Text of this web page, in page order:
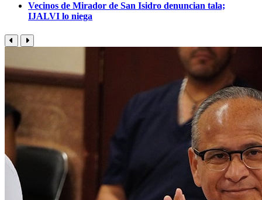
Vecinos de Mirador de San Isidro denuncian tala;
IJALVI lo niega